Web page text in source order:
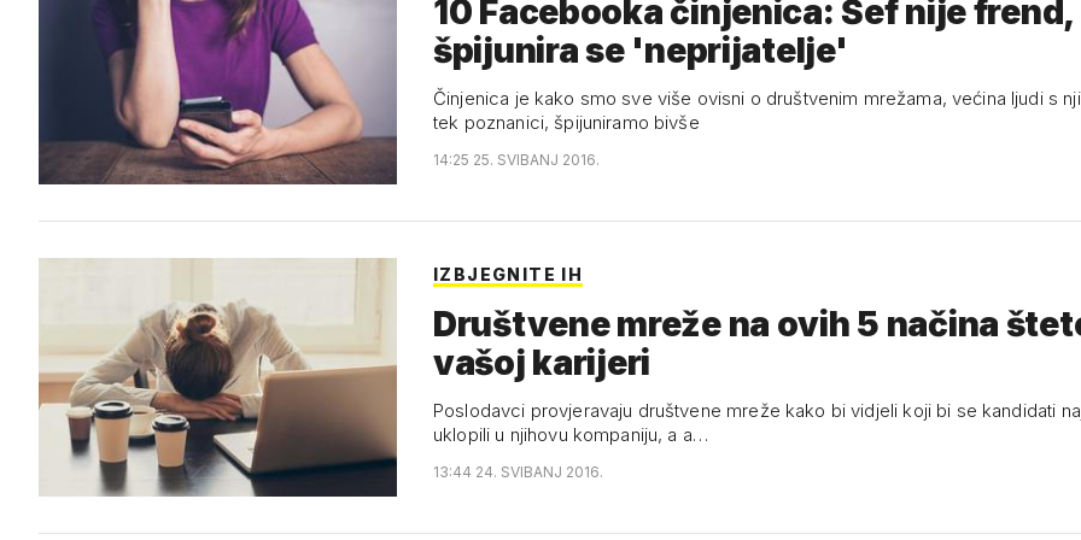
10 Facebooka činjenica: Šef nije frend,
špijunira se 'neprijatelje'
Činjenica je kako smo sve više ovisni o društvenim mrežama, većina ljudi s njih su nam
tek poznanici, špijuniramo bivše
14:25 25. SVIBANJ 2016.
IZBJEGNITE IH
Društvene mreže na ovih 5 načina
vašoj karijeri
Poslodavci provjeravaju društvene mreže kako bi vidjeli koji bi se kandidati
uklopili u njihovu kompaniju, a a…
13:44 24. SVIBANJ 2016.